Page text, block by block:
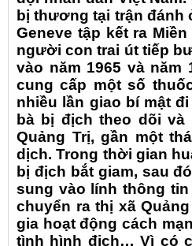
bị thương tại trận đánh
Geneve tập kết ra
người con trai út tiếp
vào năm 1965 và năm
cung cấp một số
nhiều lần giao bí mật
bà bị địch theo dõi
Quảng Trị, gần một
dịch. Trong thời gian
bị địch bắt giam, sau
sung vào lính thông
chuyển ra thị xã
gia hoạt động cách
tình hình địch… Vì có